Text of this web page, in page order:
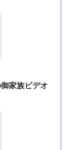
家族ビデオ